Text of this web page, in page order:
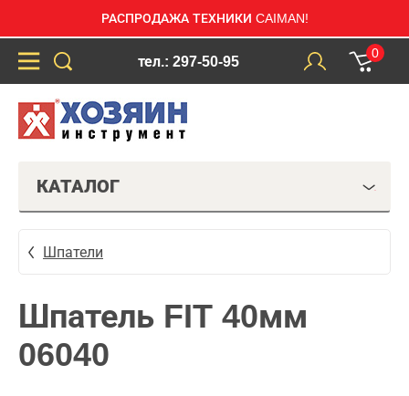
РАСПРОДАЖА ТЕХНИКИ CAIMAN!
тел.: 297-50-95
0
КАТАЛОГ
Шпатели
Шпатель FIT 40мм
06040